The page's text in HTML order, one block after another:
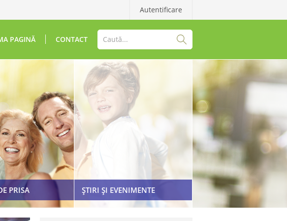
Autentificare
PAGINĂ CONTACT
PRISA ȘTIRI ȘI EVENIMENTE